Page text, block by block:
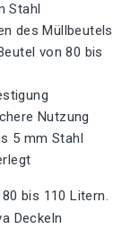
Stahl
des Müllbeutels
von 80 bis
Nutzung
5 mm Stahl
bis 110 Litern.
Deckeln